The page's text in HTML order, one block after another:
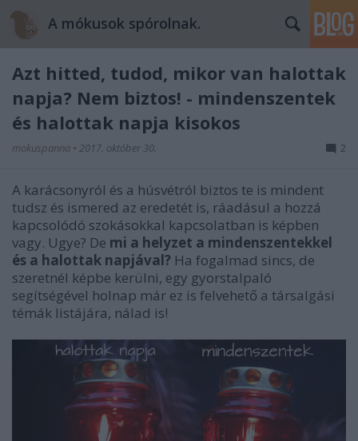
A mókusok spórolnak.
Azt hitted, tudod, mikor van halottak
napja? Nem biztos! - mindenszentek
és halottak napja kisokos
mokuspanna • 2017. október 30. 2
A karácsonyról és a húsvétról biztos te is mindent
tudsz és ismered az eredetét is, ráadásul a hozzá
kapcsolódó szokásokkal kapcsolatban is képben
vagy. Ugye? De mi a helyzet a mindenszentekkel
és a halottak napjával? Ha fogalmad sincs, de
szeretnél képbe kerülni, egy gyorstalpaló
segítségével holnap már ez is felvehető a társalgási
témák listájára, nálad is!